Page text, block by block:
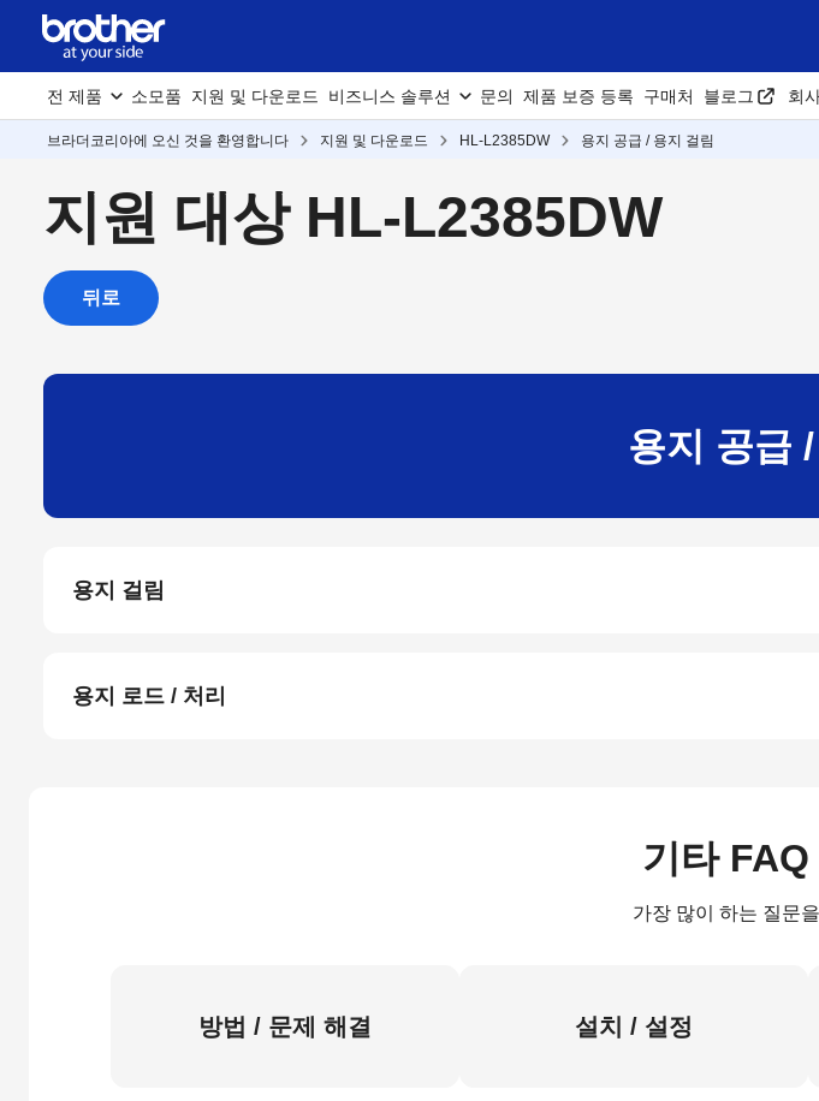
전 제품 소모품 지원 및 다운로드 비즈니스 솔루션 문의 제품 보증 등록 구매처 블로그 회
브라더코리아에 오신 것을 환영합니다 지원 및 다운로드 HL-L2385DW 용지 공급 / 용지 걸림
지원 대상 HL-L2385DW
뒤로
용지 공급
용지 걸림
용지 로드 / 처리
기타 FAQ
가장 많이 하는 질문
방법 / 문제 해결 설치 / 설정